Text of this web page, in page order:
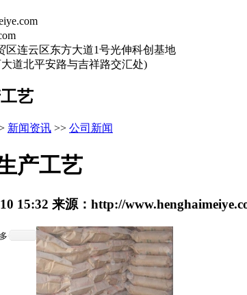
连云区东方大道1号光伸科创基地
道北平安路与吉祥路交汇处)
艺
新闻资讯 >> 公司新闻
产工艺
15:32 来源： http://